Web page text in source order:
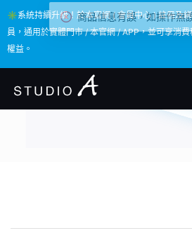
✳️系統持續升級！於本官網 ( 會員中心 ) 註冊及
員，通用於實體門市 / 本官網 / APP，並可享消
權益。
✳️系統持續升級！於本官網 ( 會員中心 ) 註冊及
員，通用於實體門市 / 本官網 / APP，並可享消
權益。
商品信息有誤，如操作無